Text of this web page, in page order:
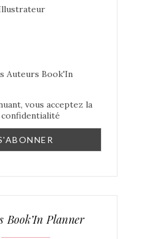
Auteurs Book'In
vous acceptez la
Book’In Planner